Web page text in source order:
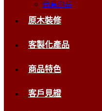
佛具用品
原木裝修
客製化產品
商品特色
客戶見證